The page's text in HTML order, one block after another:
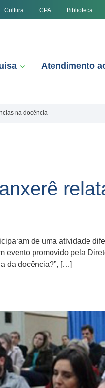
Cultura CPA Biblioteca
Atendimento
na docência
de uma atividade
promovido pela
da docência?”, […]